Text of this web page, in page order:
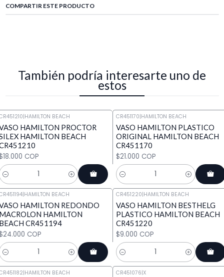
COMPARTIR ESTE PRODUCTO
También podría interesarte uno de
estos
|HAMILTON BEACH
HAMILTON PROCTOR
HAMILTON BEACH
COP
CR451170|HAMILTON BEACH
VASO HAMILTON PLASTICO
ORIGINAL HAMILTON BEACH
CR451170
$21.000 COP
Cantidad
|HAMILTON BEACH
HAMILTON REDONDO
HAMILTON
CR451194
COP
CR451220|HAMILTON BEACH
VASO HAMILTON BESTHELG
PLASTICO HAMILTON BEACH
CR451220
$9.000 COP
Cantidad
|HAMILTON BEACH CR451076|X